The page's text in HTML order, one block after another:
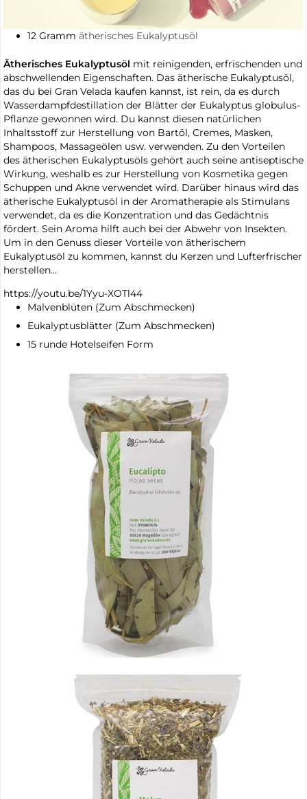
12 Gramm ätherisches Eukalyptusöl
Ätherisches Eukalyptusöl mit reinigenden, erfrischenden und
abschwellenden Eigenschaften. Das ätherische Eukalyptusöl,
das du bei Gran Velada kaufen kannst, ist rein, da es durch
Wasserdampfdestillation der Blätter der Eukalyptus globulus-
Pflanze gewonnen wird. Du kannst diesen natürlichen
Inhaltsstoff zur Herstellung von Bartöl, Cremes, Masken,
Shampoos, Massageölen usw. verwenden. Zu den Vorteilen
des ätherischen Eukalyptusöls gehört auch seine antiseptische
Wirkung, weshalb es zur Herstellung von Kosmetika gegen
Schuppen und Akne verwendet wird. Darüber hinaus wird das
ätherische Eukalyptusöl in der Aromatherapie als Stimulans
verwendet, da es die Konzentration und das Gedächtnis
fördert. Sein Aroma hilft auch bei der Abwehr von Insekten.
Um in den Genuss dieser Vorteile von ätherischem
Eukalyptusöl zu kommen, kannst du Kerzen und Lufterfrischer
herstellen…
https://youtu.be/1Yyu-XOTl44
Malvenblüten (Zum Abschmecken)
Eukalyptusblätter (Zum Abschmecken)
15 runde Hotelseifen Form